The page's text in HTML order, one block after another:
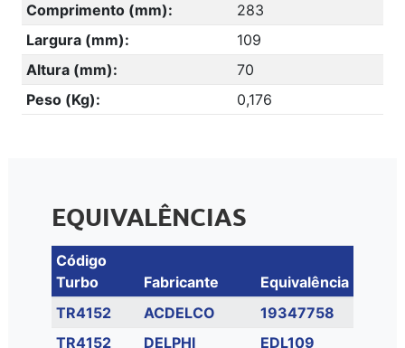
Comprimento (mm):
283
Largura (mm):
109
Altura (mm):
70
Peso (Kg):
0,176
EQUIVALÊNCIAS
Código
Turbo
Fabricante
Equivalência
TR4152
ACDELCO
19347758
TR4152
DELPHI
EDL109